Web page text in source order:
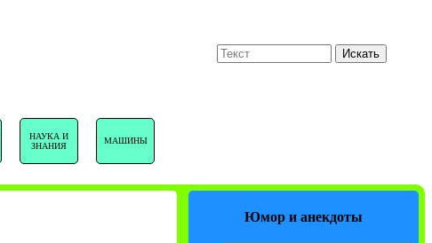
НАУКА И
ЗНАНИЯ
МАШИНЫ
Искать
Юмор и анекдоты